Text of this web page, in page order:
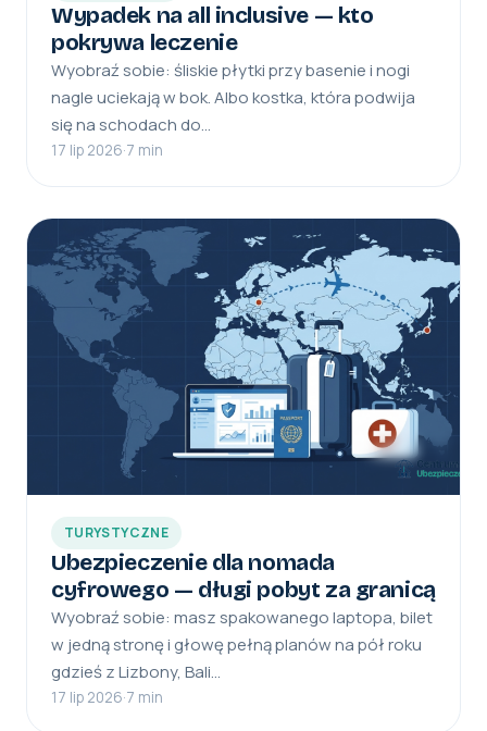
Wypadek na all inclusive — kto
pokrywa leczenie
Wyobraź sobie: śliskie płytki przy basenie i nogi
nagle uciekają w bok. Albo kostka, która podwija
się na schodach do…
17 lip 2026·7 min
TURYSTYCZNE
Ubezpieczenie dla nomada
cyfrowego — długi pobyt za granicą
Wyobraź sobie: masz spakowanego laptopa, bilet
w jedną stronę i głowę pełną planów na pół roku
gdzieś z Lizbony, Bali…
17 lip 2026·7 min